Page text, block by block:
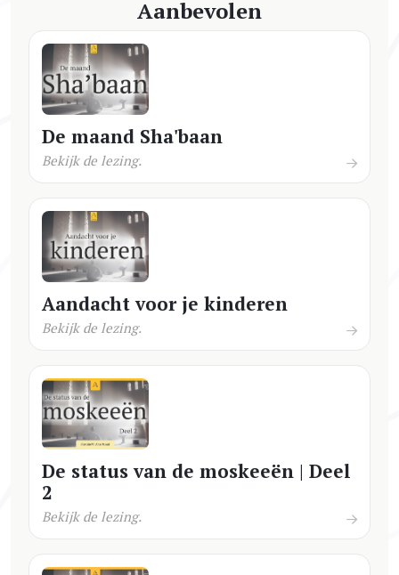
Aanbevolen
De maand Sha'baan
Bekijk de lezing.
Aandacht voor je kinderen
Bekijk de lezing.
De status van de moskeeën | Deel
2
Bekijk de lezing.